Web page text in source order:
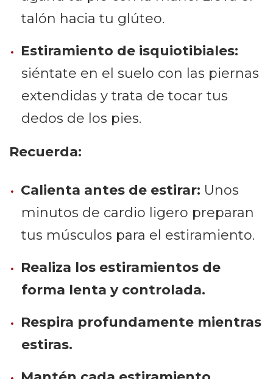
talón hacia tu glúteo.
Estiramiento de isquiotibiales:
siéntate en el suelo con las piernas
extendidas y trata de tocar tus
dedos de los pies.
Recuerda:
Calienta antes de estirar: Unos
minutos de cardio ligero preparan
tus músculos para el estiramiento.
Realiza los estiramientos de
forma lenta y controlada.
Respira profundamente mientras
estiras.